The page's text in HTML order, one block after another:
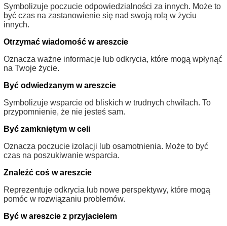
Symbolizuje poczucie odpowiedzialności za innych. Może to
być czas na zastanowienie się nad swoją rolą w życiu
innych.
Otrzymać wiadomość w areszcie
Oznacza ważne informacje lub odkrycia, które mogą wpłynąć
na Twoje życie.
Być odwiedzanym w areszcie
Symbolizuje wsparcie od bliskich w trudnych chwilach. To
przypomnienie, że nie jesteś sam.
Być zamkniętym w celi
Oznacza poczucie izolacji lub osamotnienia. Może to być
czas na poszukiwanie wsparcia.
Znaleźć coś w areszcie
Reprezentuje odkrycia lub nowe perspektywy, które mogą
pomóc w rozwiązaniu problemów.
Być w areszcie z przyjacielem